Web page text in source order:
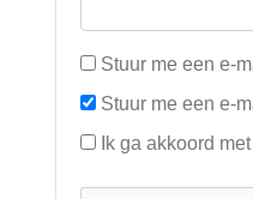
Stuur me een e-
Stuur me een e-
Ik ga akkoord